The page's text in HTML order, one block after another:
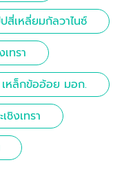
สี่เหลี่ยมกัลวาไนซ์
ทรา
เหล็กข้ออ้อย มอก.
ชิงเทรา